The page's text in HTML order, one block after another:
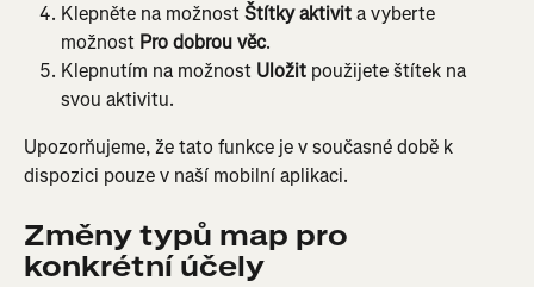
Klepněte na možnost Štítkyaktivit a vyberte
možnost Pro dobrou věc.
Klepnutím na možnost Uložit použijete štítek na
svou aktivitu.
Upozorňujeme, že tato funkce je v současné době k
dispozici pouze v naší mobilní aplikaci.
Změny typů map pro
konkrétní účely